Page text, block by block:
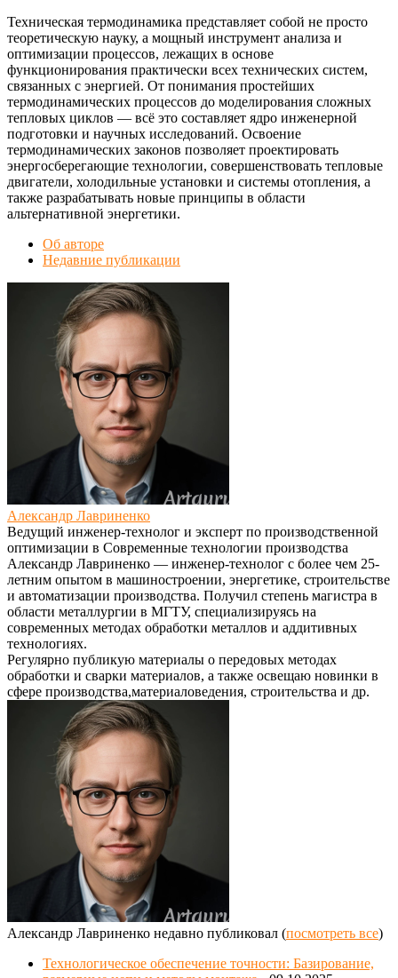
Техническая термодинамика представляет собой не просто
теоретическую науку, а мощный инструмент анализа и
оптимизации процессов, лежащих в основе
функционирования практически всех технических систем,
связанных с энергией. От понимания простейших
термодинамических процессов до моделирования сложных
тепловых циклов — всё это составляет ядро инженерной
подготовки и научных исследований. Освоение
термодинамических законов позволяет проектировать
энергосберегающие технологии, совершенствовать тепловые
двигатели, холодильные установки и системы отопления, а
также разрабатывать новые принципы в области
альтернативной энергетики.
Об авторе
Недавние публикации
Александр Лавриненко
Ведущий инженер-технолог и эксперт по производственной
оптимизации в Современные технологии производства
Александр Лавриненко — инженер-технолог с более чем 25-
летним опытом в машиностроении, энергетике, строительстве
и автоматизации производства. Получил степень магистра в
области металлургии в МГТУ, специализируясь на
современных методах обработки металлов и аддитивных
технологиях.
Регулярно публикую материалы о передовых методах
обработки и сварки материалов, а также освещаю новинки в
сфере производства,материаловедения, строительства и др.
Александр Лавриненко недавно публиковал (посмотреть все)
Технологическое обеспечение точности: Базирование,